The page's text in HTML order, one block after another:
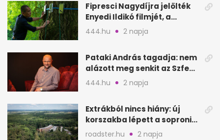
Fipresci Nagydíjra jelölték
Enyedi Ildikó filmjét, a
Csendes barátot
444.hu 2 napja
Pataki András tagadja: nem
alázott meg senkit az Szfe
felvételijén
444.hu 2 napja
Extrákból nincs hiány: új
korszakba lépett a soproni
Fagus Hotel
roadster.hu 2 napja